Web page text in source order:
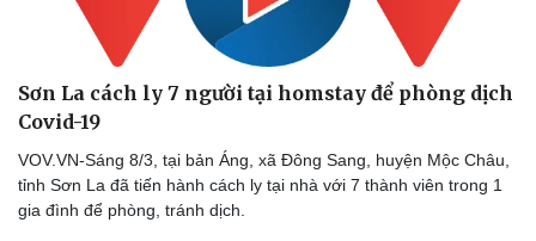
Sơn La cách ly 7 người tại homstay để phòng dịch
Covid-19
VOV.VN-Sáng 8/3, tại bản Áng, xã Đông Sang, huyện Mộc Châu,
tỉnh Sơn La đã tiến hành cách ly tại nhà với 7 thành viên trong 1
gia đình để phòng, tránh dịch.